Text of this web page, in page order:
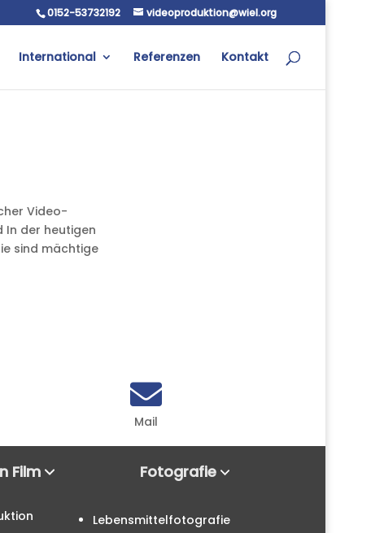
0152-53732192 videoproduktion@wiel.org
International Referenzen Kontakt
Video-
In der heutigen
sind mächtige

Mail
Film Fotografie
Lebensmittelfotografie